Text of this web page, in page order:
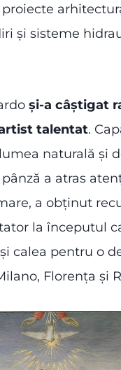
și sisteme
și-a câștigat
talentat.
naturală și
a atras
a obținut
la începutul
calea pentru o
Florența și